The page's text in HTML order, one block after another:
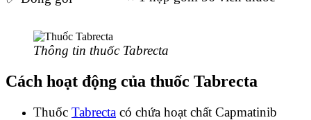
Thông tin thuốc Tabrecta
Cách hoạt động của thuốc Tabrecta
Thuốc Tabrecta có chứa hoạt chất Capmatinib